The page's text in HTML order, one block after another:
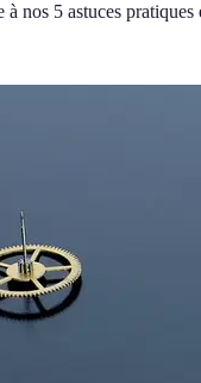
nos 5 astuces pratiques